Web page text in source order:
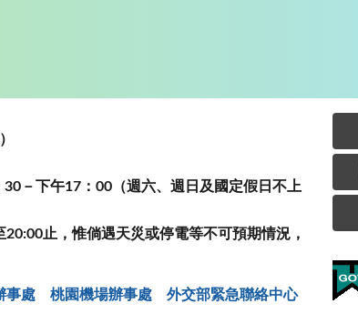
－下午17：00（週六、週日及國定假日不上
止，惟倘遇天災或停電等不可預期情況，
事處 桃園機場辦事處
外交部緊急聯絡中⼼